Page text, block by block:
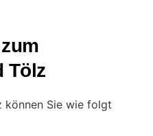
Tölz
können Sie wie folgt